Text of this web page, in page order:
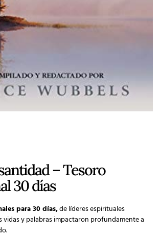
– Tesoro
30 días
para 30 días,de líderes espirituales
vidas y palabras impactaron profundamente a